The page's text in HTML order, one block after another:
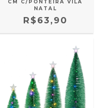
CM C/PONTEIRA VILA
NATAL
R$63,90